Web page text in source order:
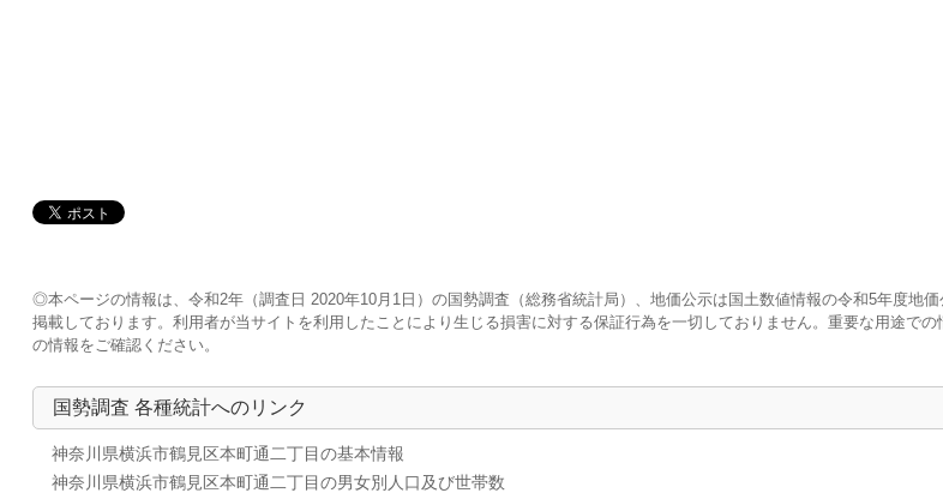
◎本ページの情報は、令和2年（調査日 2020年10月1日）の国勢調査（総務省統計局）、地価公示は国土数値情報の令和5年度地
掲載しております。利用者が当サイトを利用したことにより生じる損害に対する保証行為を一切しておりません。重要な用途で
の情報をご確認ください。
国勢調査 各種統計へのリンク
神奈川県横浜市鶴見区本町通二丁目の基本情報
神奈川県横浜市鶴見区本町通二丁目の男女別人口及び世帯数